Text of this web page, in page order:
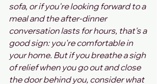
sofa, or if you're looking forward to a
meal and the after-dinner
conversation lasts for hours, that's a
good sign: you're comfortable in
your home. But if you breathe a sigh
of relief when you go out and close
the door behind you, consider what